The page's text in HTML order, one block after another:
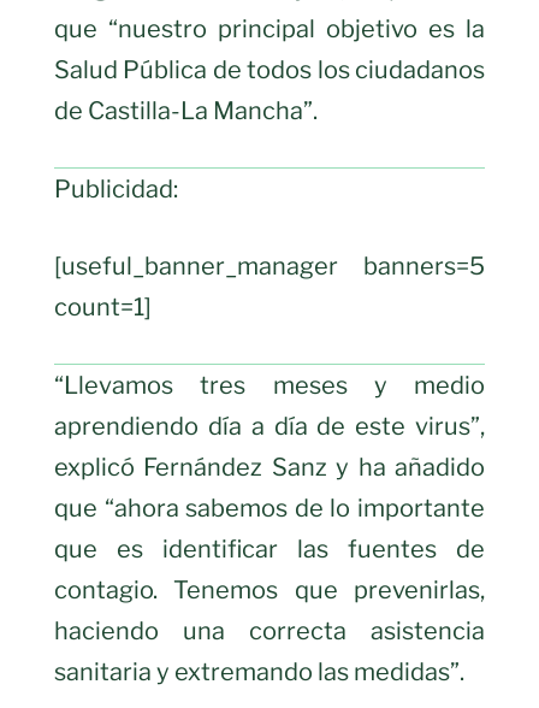
que “nuestro principal objetivo es la
Salud Pública de todos los ciudadanos
de Castilla-La Mancha”.
Publicidad:
[useful_banner_manager banners=5
count=1]
“Llevamos tres meses y medio
aprendiendo día a día de este virus”,
explicó Fernández Sanz y ha añadido
que “ahora sabemos de lo importante
que es identificar las fuentes de
contagio. Tenemos que prevenirlas,
haciendo una correcta asistencia
sanitaria y extremando las medidas”.